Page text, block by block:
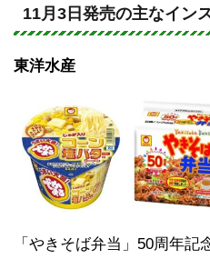
e
c
e
o
11月3日発売の主なイン
東洋水産
「やきそば弁当」50周年